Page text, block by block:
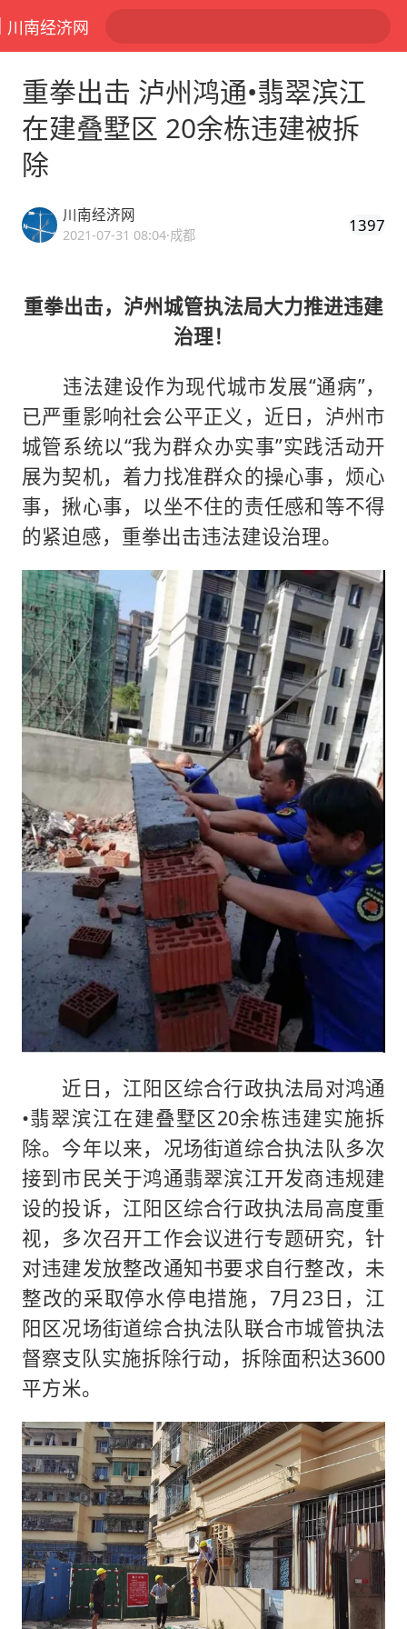
川南经济网
重拳出击 泸州鸿通•翡翠滨江
在建叠墅区 20余栋违建被拆
除
川南经济网
2021-07-31 08:04·成都 1397
重拳出击，泸州城管执法局大力推进违建
治理！
违法建设作为现代城市发展“通病”，
已严重影响社会公平正义，近日，泸州市
城管系统以“我为群众办实事”实践活动开
展为契机，着力找准群众的操心事，烦心
事，揪心事，以坐不住的责任感和等不得
的紧迫感，重拳出击违法建设治理。
近日，江阳区综合行政执法局对鸿通
•翡翠滨江在建叠墅区20余栋违建实施拆
除。今年以来，况场街道综合执法队多次
接到市民关于鸿通翡翠滨江开发商违规建
设的投诉，江阳区综合行政执法局高度重
视，多次召开工作会议进行专题研究，针
对违建发放整改通知书要求自行整改，未
整改的采取停水停电措施，7月23日，江
阳区况场街道综合执法队联合市城管执法
督察支队实施拆除行动，拆除面积达3600
平方米。